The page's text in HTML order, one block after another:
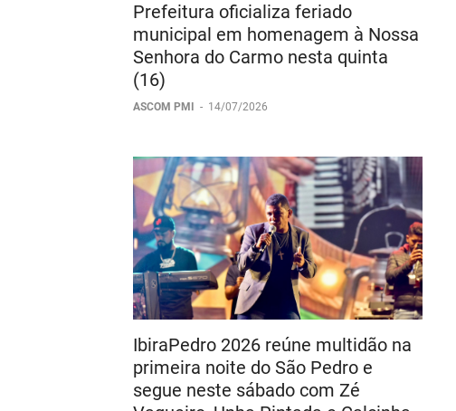
Prefeitura oficializa feriado
municipal em homenagem à Nossa
Senhora do Carmo nesta quinta
(16)
ASCOM PMI - 14/07/2026
IbiraPedro 2026 reúne multidão na
primeira noite do São Pedro e
segue neste sábado com Zé